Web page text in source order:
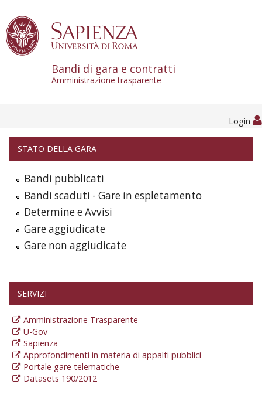
Bandi di gara e contratti
Amministrazione trasparente
Login
STATO DELLA GARA
Bandi pubblicati
Bandi scaduti - Gare in espletamento
Determine e Avvisi
Gare aggiudicate
Gare non aggiudicate
SERVIZI
Amministrazione Trasparente
U-Gov
Sapienza
Approfondimenti in materia di appalti pubblici
Portale gare telematiche
Datasets 190/2012